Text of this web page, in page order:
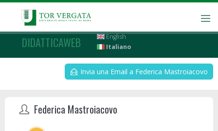
DIDATTICAWEB
English
Italiano
Invia una Email a Federica Mastroiacovo
Federica Mastroiacovo